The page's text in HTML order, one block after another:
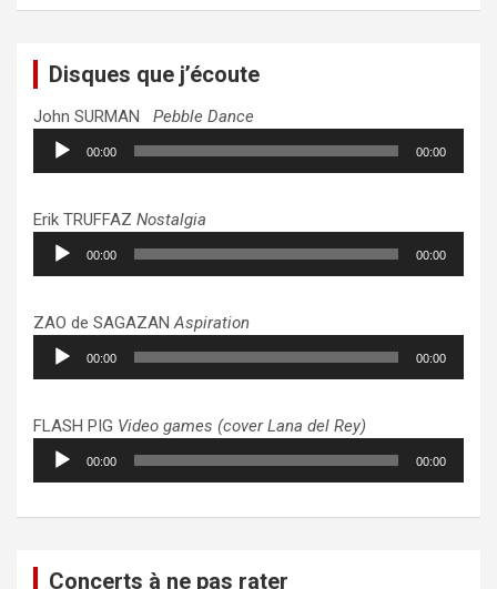
Disques que j’écoute
John SURMAN Pebble Dance
Lecteur
audio
00:00 00:00
Erik TRUFFAZ Nostalgia
Lecteur
audio
00:00 00:00
ZAO de SAGAZANAspiration
Lecteur
audio
00:00 00:00
FLASH PIG Video games (cover Lana del Rey)
Lecteur
audio
00:00 00:00
Concerts à ne pas rater